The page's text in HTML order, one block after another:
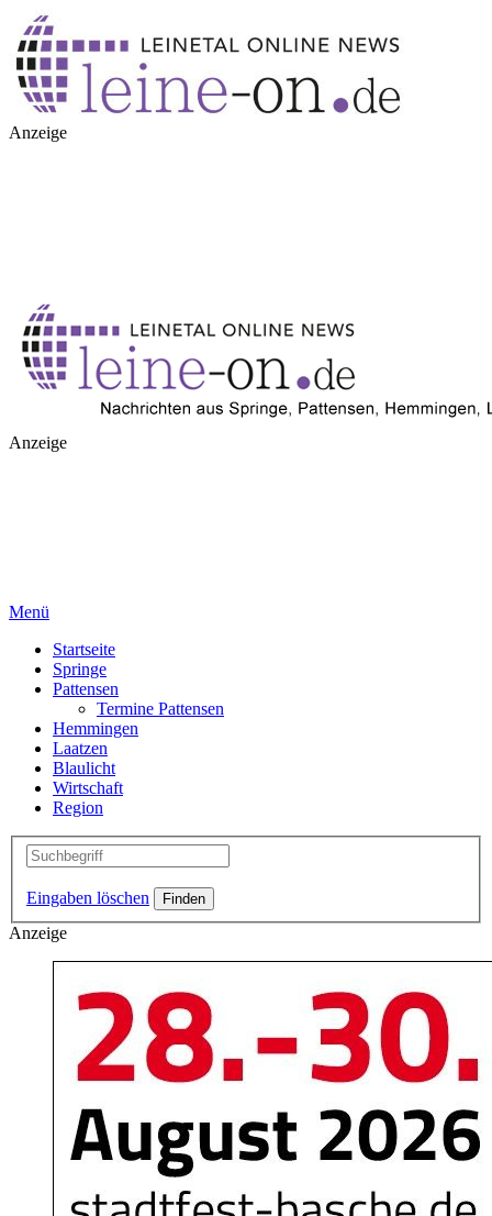
Anzeige
Anzeige
Menü
Startseite
Springe
Pattensen
Termine Pattensen
Hemmingen
Laatzen
Blaulicht
Wirtschaft
Region
Eingaben löschen
Anzeige